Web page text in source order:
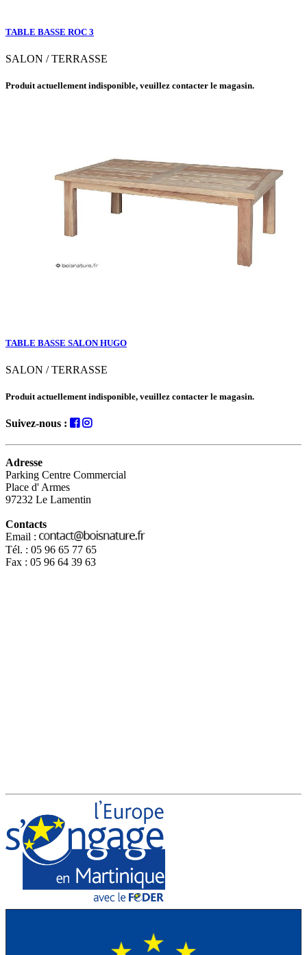
TABLE BASSE ROC 3
SALON / TERRASSE
Produit actuellement indisponible, veuillez contacter le magasin.
TABLE BASSE SALON HUGO
SALON / TERRASSE
Produit actuellement indisponible, veuillez contacter le magasin.
Suivez-nous :
Adresse
Parking Centre Commercial
Place d' Armes
97232 Le Lamentin
Contacts
Email :
Tél. : 05 96 65 77 65
Fax : 05 96 64 39 63